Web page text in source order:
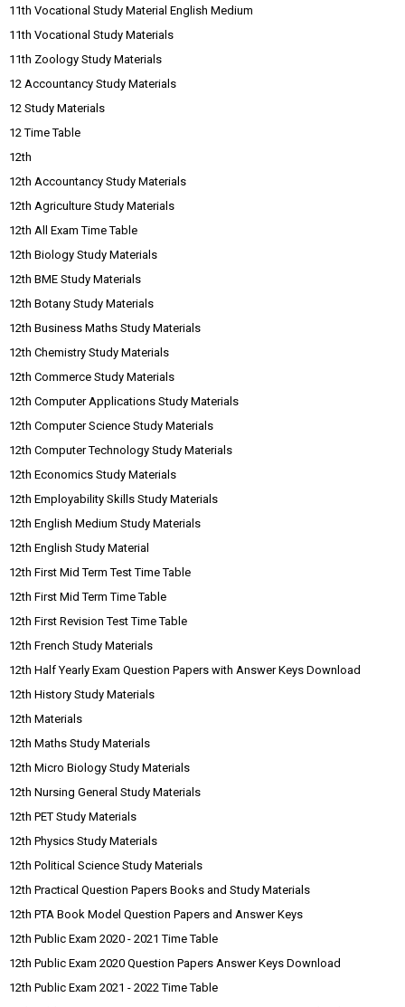
11th Vocational Study Material English Medium
11th Vocational Study Materials
11th Zoology Study Materials
12 Accountancy Study Materials
12 Study Materials
12 Time Table
12th
12th Accountancy Study Materials
12th Agriculture Study Materials
12th All Exam Time Table
12th Biology Study Materials
12th BME Study Materials
12th Botany Study Materials
12th Business Maths Study Materials
12th Chemistry Study Materials
12th Commerce Study Materials
12th Computer Applications Study Materials
12th Computer Science Study Materials
12th Computer Technology Study Materials
12th Economics Study Materials
12th Employability Skills Study Materials
12th English Medium Study Materials
12th English Study Material
12th First Mid Term Test Time Table
12th First Mid Term Time Table
12th First Revision Test Time Table
12th French Study Materials
12th Half Yearly Exam Question Papers with Answer Keys Download
12th History Study Materials
12th Materials
12th Maths Study Materials
12th Micro Biology Study Materials
12th Nursing General Study Materials
12th PET Study Materials
12th Physics Study Materials
12th Political Science Study Materials
12th Practical Question Papers Books and Study Materials
12th PTA Book Model Question Papers and Answer Keys
12th Public Exam 2020 - 2021 Time Table
12th Public Exam 2020 Question Papers Answer Keys Download
12th Public Exam 2021 - 2022 Time Table